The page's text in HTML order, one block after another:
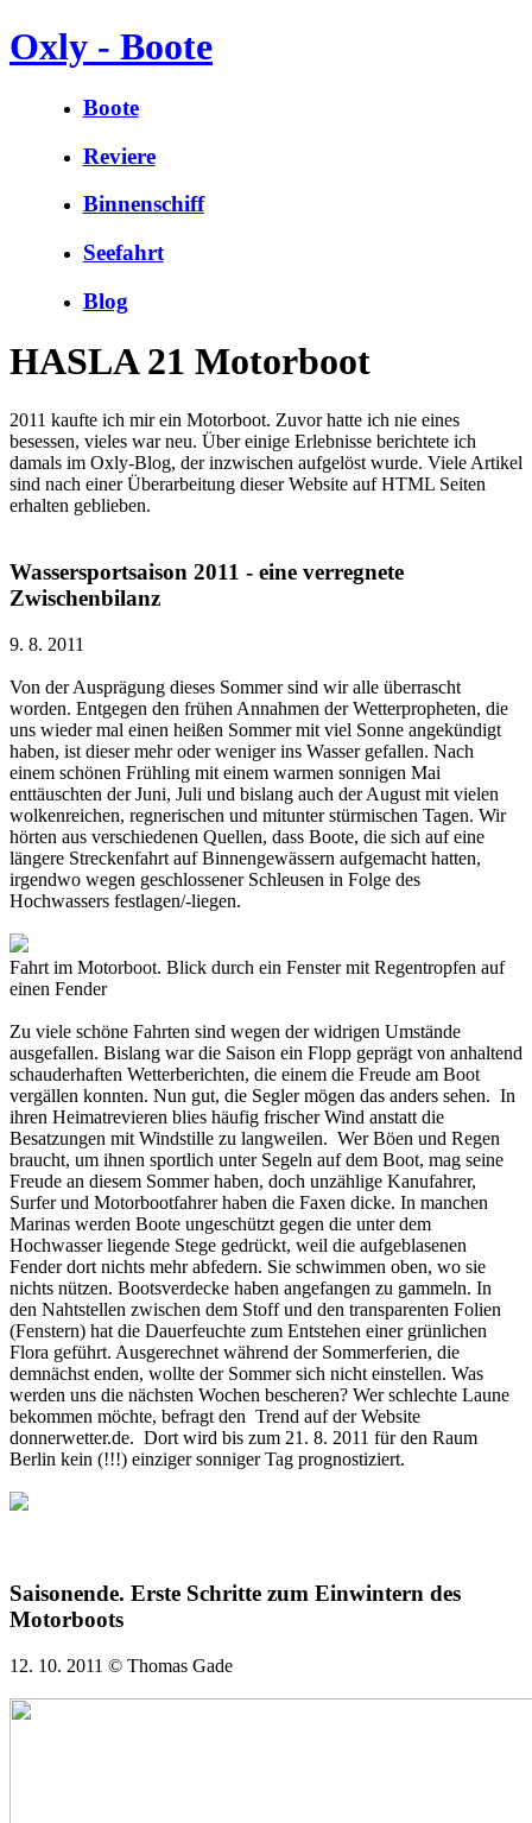
Oxly - Boote
Boote
Reviere
Binnenschiff
Seefahrt
Blog
HASLA 21 Motorboot
2011 kaufte ich mir ein Motorboot. Zuvor hatte ich nie eines
besessen, vieles war neu. Über einige Erlebnisse berichtete ich
damals im Oxly-Blog, der inzwischen aufgelöst wurde. Viele Artikel
sind nach einer Überarbeitung dieser Website auf HTML Seiten
erhalten geblieben.
Wassersportsaison 2011 - eine verregnete
Zwischenbilanz
9. 8. 2011
Von der Ausprägung dieses Sommer sind wir alle überrascht
worden. Entgegen den frühen Annahmen der Wetterpropheten, die
uns wieder mal einen heißen Sommer mit viel Sonne angekündigt
haben, ist dieser mehr oder weniger ins Wasser gefallen. Nach
einem schönen Frühling mit einem warmen sonnigen Mai
enttäuschten der Juni, Juli und bislang auch der August mit vielen
wolkenreichen, regnerischen und mitunter stürmischen Tagen. Wir
hörten aus verschiedenen Quellen, dass Boote, die sich auf eine
längere Streckenfahrt auf Binnengewässern aufgemacht hatten,
irgendwo wegen geschlossener Schleusen in Folge des
Hochwassers festlagen/-liegen.
Fahrt im Motorboot. Blick durch ein Fenster mit Regentropfen auf
einen Fender
Zu viele schöne Fahrten sind wegen der widrigen Umstände
ausgefallen. Bislang war die Saison ein Flopp geprägt von anhaltend
schauderhaften Wetterberichten, die einem die Freude am Boot
vergällen konnten. Nun gut, die Segler mögen das anders sehen. In
ihren Heimatrevieren blies häufig frischer Wind anstatt die
Besatzungen mit Windstille zu langweilen. Wer Böen und Regen
braucht, um ihnen sportlich unter Segeln auf dem Boot, mag seine
Freude an diesem Sommer haben, doch unzählige Kanufahrer,
Surfer und Motorbootfahrer haben die Faxen dicke. In manchen
Marinas werden Boote ungeschützt gegen die unter dem
Hochwasser liegende Stege gedrückt, weil die aufgeblasenen
Fender dort nichts mehr abfedern. Sie schwimmen oben, wo sie
nichts nützen. Bootsverdecke haben angefangen zu gammeln. In
den Nahtstellen zwischen dem Stoff und den transparenten Folien
(Fenstern) hat die Dauerfeuchte zum Entstehen einer grünlichen
Flora geführt. Ausgerechnet während der Sommerferien, die
demnächst enden, wollte der Sommer sich nicht einstellen. Was
werden uns die nächsten Wochen bescheren? Wer schlechte Laune
bekommen möchte, befragt den Trend auf der Website
donnerwetter.de. Dort wird bis zum 21. 8. 2011 für den Raum
Berlin kein (!!!) einziger sonniger Tag prognostiziert.
Saisonende. Erste Schritte zum Einwintern des
Motorboots
12. 10. 2011 © Thomas Gade